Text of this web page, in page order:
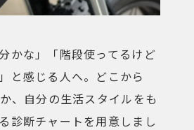
かな」「階段使ってるけど
と感じる人へ。どこから
、自分の生活スタイルをも
診断チャートを用意しまし